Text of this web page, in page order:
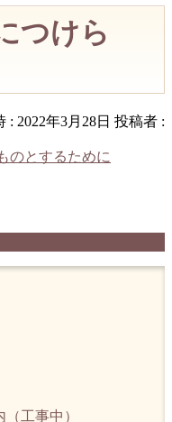
つけら
: 2022年3月28日 投稿者 :
のとするために
工事中）